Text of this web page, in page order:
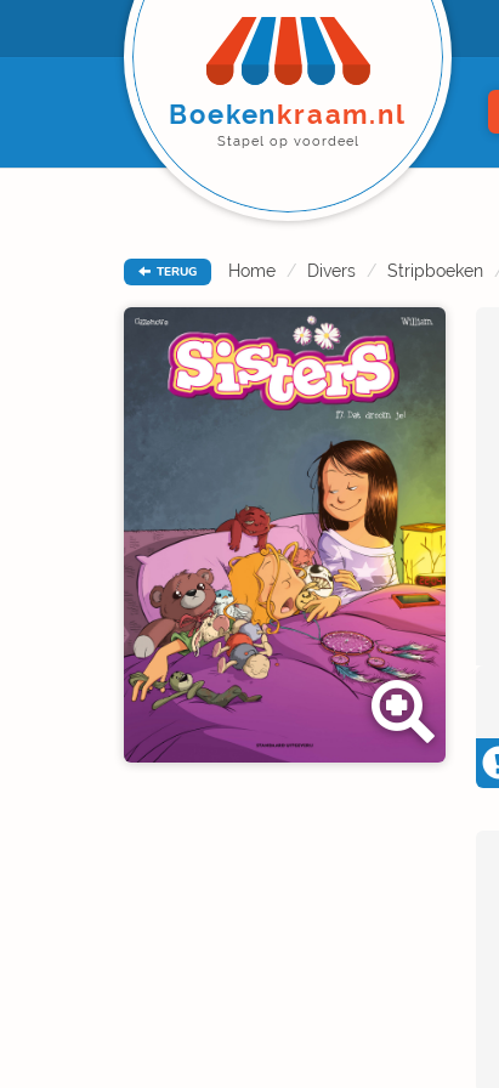
Boekenkraam.nl
Stapel op voordeel
TERUG Home Divers Stripboeken